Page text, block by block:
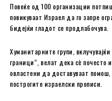
Повеќе од 100 организации
повикуваат Израел да го запре
бидејќи гладот се продлабочува.
Хуманитарните групи,
граници“, велат дека сè почесто
овластени да доставуваат помош,
построгите израелски прописи.